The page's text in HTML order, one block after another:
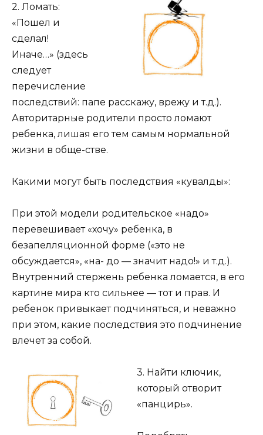
2. Ломать:
«Пошел и
сделал!
Иначе…» (здесь
следует
перечисление
последствий: папе расскажу, врежу и т.д.).
Авторитарные родители просто ломают
ребенка, лишая его тем самым нормальной
жизни в обще-стве.
Какими могут быть последствия «кувалды»:
При этой модели родительское «надо»
перевешивает «хочу» ребенка, в
безапелляционной форме («это не
обсуждается», «на- до — значит надо!» и т.д.).
Внутренний стержень ребенка ломается, в его
картине мира кто сильнее — тот и прав. И
ребенок привыкает подчиняться, и неважно
при этом, какие последствия это подчинение
влечет за собой.
3. Найти ключик,
который отворит
«панцирь».